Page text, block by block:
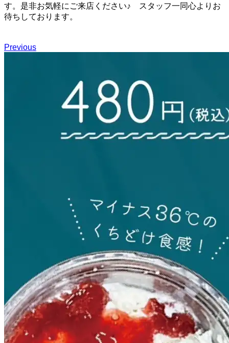
す。是非お気軽にご来店ください♪ スタッフ一同心よりお
待ちしております。
Previous